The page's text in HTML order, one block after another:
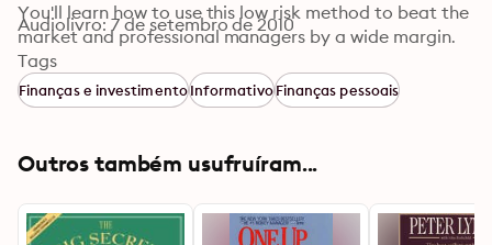
You'll learn how to use this low risk method to beat the
market and professional managers by a wide margin.
You'll also learn how to view the stock market, why
success eludes almost all individual and professional
investors, and why the formula will continue to work
Audiolivro: 7 de setembro de 2010
Tags
Finanças e investimentoInformativoFinanças pessoais
Outros também usufruíram...